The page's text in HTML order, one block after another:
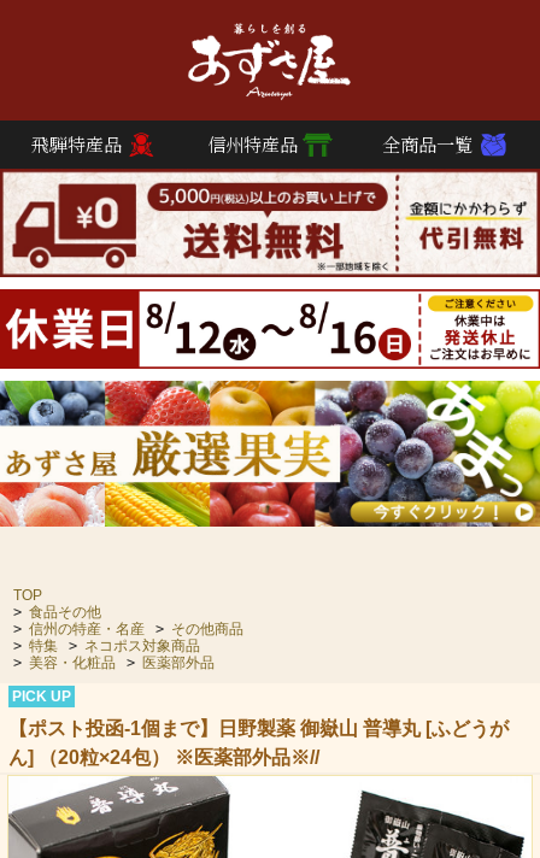
飛騨特産品 信州特産品 全商品一覧
TOP
> 食品その他
> 信州の特産・名産 > その他商品
> 特集 > ネコポス対象商品
> 美容・化粧品 > 医薬部外品
PICK UP
【ポスト投函-1個まで】日野製薬 御嶽山 普導丸 [ふどうが
ん] （20粒×24包） ※医薬部外品※//